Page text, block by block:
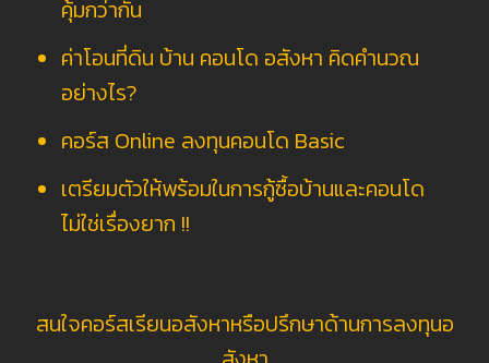
คุ้มกว่ากัน
ค่าโอนที่ดิน บ้าน คอนโด อสังหา คิดคำนวณ
อย่างไร?
คอร์ส Online ลงทุนคอนโด Basic
เตรียมตัวให้พร้อมในการกู้ซื้อบ้านและคอนโด
ไม่ใช่เรื่องยาก !!
สนใจคอร์สเรียนอสังหาหรือปรึกษาด้านการลงทุนอ